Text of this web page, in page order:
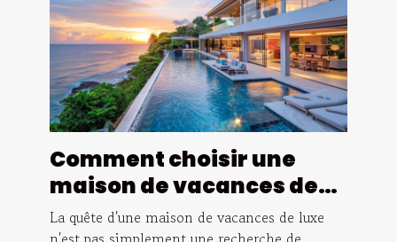
Comment choisir une
maison de vacances de
luxe pour un séjour isolé
La quête d'une maison de vacances de luxe